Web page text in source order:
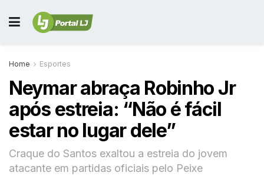
Home Esportes
Neymar abraça Robinho Jr
após estreia: “Não é fácil
estar no lugar dele”
Craque do Santos exaltou a estreia do jovem
atacante em partidas oficiais pelo Peixe